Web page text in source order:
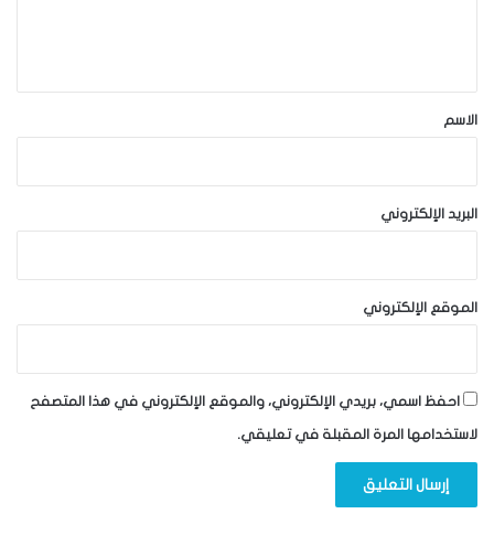
*الاسم
البريد الإلكتروني
الموقع الإلكتروني
احفظ اسمي، بريدي الإلكتروني، والموقع الإلكتروني في هذا المتصفح
لاستخدامها المرة المقبلة في تعليقي.